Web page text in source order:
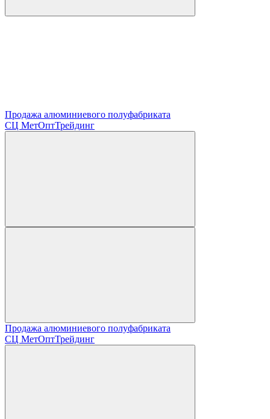
Продажа алюминиевого полуфабриката
СЦ МетОптТрейдинг
Продажа алюминиевого полуфабриката
СЦ МетОптТрейдинг